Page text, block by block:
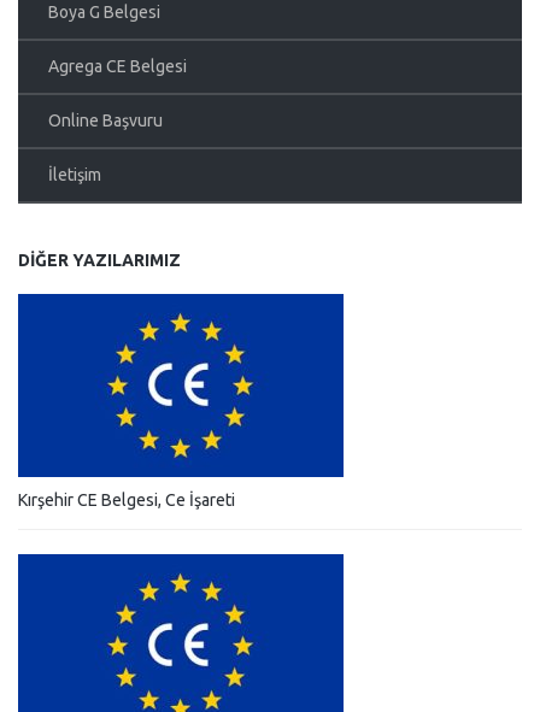
Boya G Belgesi
Agrega CE Belgesi
Online Başvuru
İletişim
DIĞER YAZILARIMIZ
Kırşehir CE Belgesi, Ce İşareti